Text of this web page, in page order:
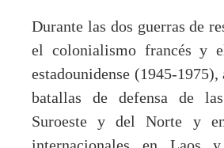
Durante las dos guerras de
el colonialismo francés y
estadounidense (1945-1975),
batallas de defensa de
Suroeste y del Norte y